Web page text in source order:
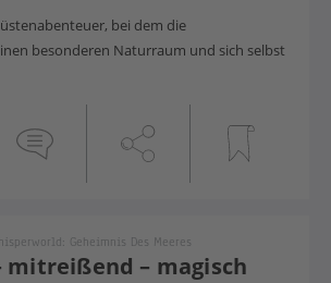
bei dem die
besonderen Naturraum und sich selbst
mitreißend – magisch
Geheimnis Des Meeres